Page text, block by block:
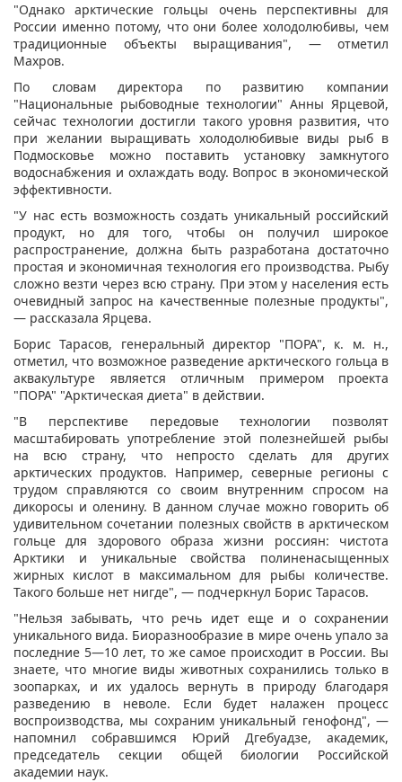
"Однако арктические гольцы очень перспективны для
России именно потому, что они более холодолюбивы, чем
традиционные объекты выращивания", — отметил
Махров.
По словам директора по развитию компании
"Национальные рыбоводные технологии" Анны Ярцевой,
сейчас технологии достигли такого уровня развития, что
при желании выращивать холодолюбивые виды рыб в
Подмосковье можно поставить установку замкнутого
водоснабжения и охлаждать воду. Вопрос в экономической
эффективности.
"У нас есть возможность создать уникальный российский
продукт, но для того, чтобы он получил широкое
распространение, должна быть разработана достаточно
простая и экономичная технология его производства. Рыбу
сложно везти через всю страну. При этом у населения есть
очевидный запрос на качественные полезные продукты",
— рассказала Ярцева.
Борис Тарасов, генеральный директор "ПОРА", к. м. н.,
отметил, что возможное разведение арктического гольца в
аквакультуре является отличным примером проекта
"ПОРА" "Арктическая диета" в действии.
"В перспективе передовые технологии позволят
масштабировать употребление этой полезнейшей рыбы
на всю страну, что непросто сделать для других
арктических продуктов. Например, северные регионы с
трудом справляются со своим внутренним спросом на
дикоросы и оленину. В данном случае можно говорить об
удивительном сочетании полезных свойств в арктическом
гольце для здорового образа жизни россиян: чистота
Арктики и уникальные свойства полиненасыщенных
жирных кислот в максимальном для рыбы количестве.
Такого больше нет нигде", — подчеркнул Борис Тарасов.
"Нельзя забывать, что речь идет еще и о сохранении
уникального вида. Биоразнообразие в мире очень упало за
последние 5—10 лет, то же самое происходит в России. Вы
знаете, что многие виды животных сохранились только в
зоопарках, и их удалось вернуть в природу благодаря
разведению в неволе. Если будет налажен процесс
воспроизводства, мы сохраним уникальный генофонд", —
напомнил собравшимся Юрий Дгебуадзе, академик,
председатель секции общей биологии Российской
академии наук.